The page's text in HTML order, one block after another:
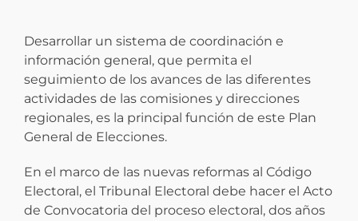
Desarrollar un sistema de coordinación e
información general, que permita el
seguimiento de los avances de las diferentes
actividades de las comisiones y direcciones
regionales, es la principal función de este Plan
General de Elecciones.
En el marco de las nuevas reformas al Código
Electoral, el Tribunal Electoral debe hacer el Acto
de Convocatoria del proceso electoral, dos años